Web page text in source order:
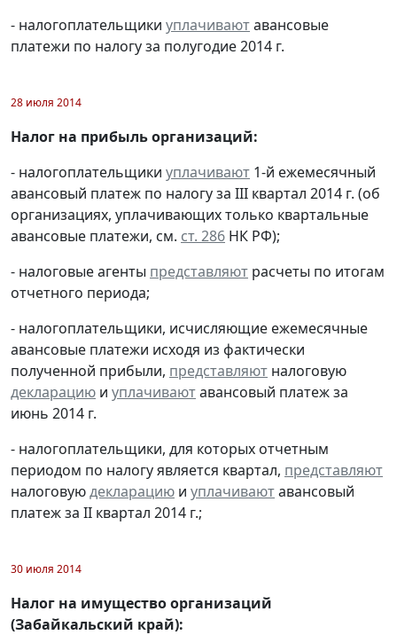
- налогоплательщики уплачиваютавансовые
платежи по налогу за полугодие 2014 г.
28 июля 2014
Налог на прибыль организаций:
- налогоплательщики уплачивают 1-й ежемесячный
авансовый платеж по налогу за III квартал 2014 г. (об
организациях, уплачивающих только квартальные
авансовые платежи, см. ст. 286 НК РФ);
- налоговые агенты представляют расчеты по итогам
отчетного периода;
- налогоплательщики, исчисляющие ежемесячные
авансовые платежи исходя из фактически
полученной прибыли, представляют налоговую
декларацию и уплачиваютавансовый платеж за
июнь 2014 г.
- налогоплательщики, для которых отчетным
периодом по налогу является квартал, представляют
налоговуюдекларацию и уплачиваютавансовый
платеж за II квартал 2014 г.;
30 июля 2014
Налог на имущество организаций
(Забайкальский край):